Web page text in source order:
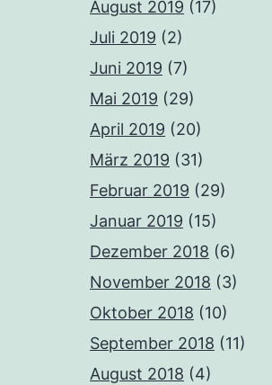
August 2019 (17)
Juli 2019 (2)
Juni 2019 (7)
Mai 2019 (29)
April 2019 (20)
März 2019 (31)
Februar 2019 (29)
Januar 2019 (15)
Dezember 2018 (6)
November 2018 (3)
Oktober 2018 (10)
September 2018 (11)
August 2018 (4)